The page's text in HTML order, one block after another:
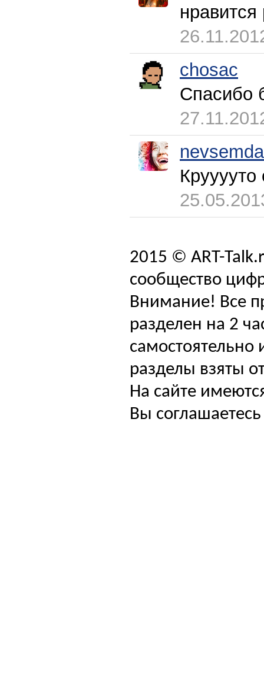
chosac
Спасибо
2015 © ART-
сообщество
Внимание! Все
разделен на 2
самостоятельно
разделы взяты
На сайте
Вы